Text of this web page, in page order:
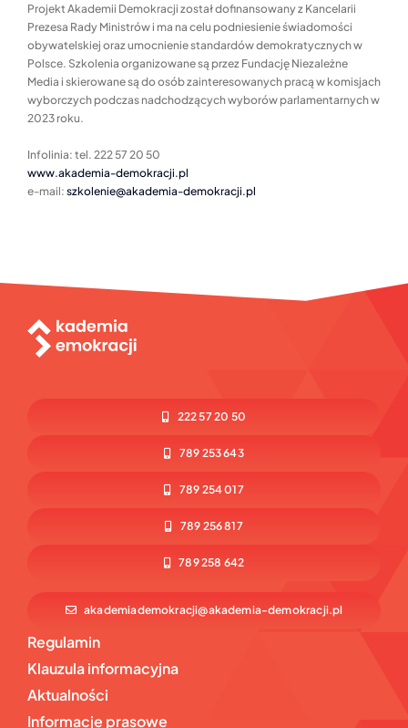
Projekt Akademii Demokracji został dofinansowany z Kancelarii
Prezesa Rady Ministrów i ma na celu podniesienie świadomości
obywatelskiej oraz umocnienie standardów demokratycznych w
Polsce. Szkolenia organizowane są przez Fundację Niezależne
Media i skierowane są do osób zainteresowanych pracą w komisjach
wyborczych podczas nadchodzących wyborów parlamentarnych w
2023 roku.
Infolinia: tel. 222 57 20 50
www.akademia-demokracji.pl
e-mail: szkolenie@akademia-demokracji.pl
222 57 20 50
789 253 643
789 254 017
789 256 817
789 258 642
akademiademokracji@akademia-demokracji.pl
Regulamin
Klauzula informacyjna
Aktualności
Informacje prasowe